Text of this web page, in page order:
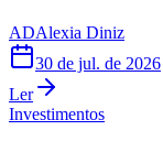
ADAlexia Diniz
30 de jul. de 2026
Ler
Investimentos